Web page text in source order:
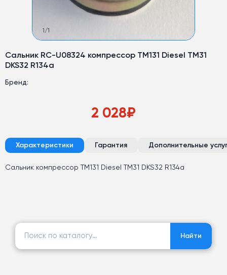
1 /1
Сальник RC-U08324 компрессор TM131 Diesel TM31
DKS32 R134a
Бренд:
2 028₽
Характеристики Гарантия Дополнительные
Сальник компрессор TM131 Diesel TM31 DKS32 R134a
Найти:
Найти